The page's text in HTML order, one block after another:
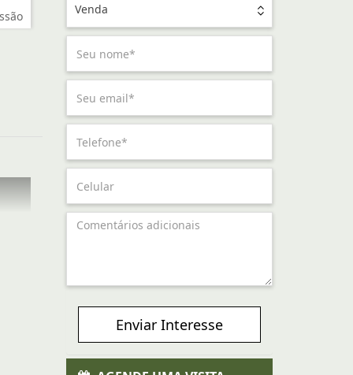
Venda
Enviar Interesse